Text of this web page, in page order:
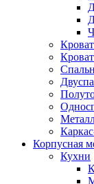
Корпусная
Кухни